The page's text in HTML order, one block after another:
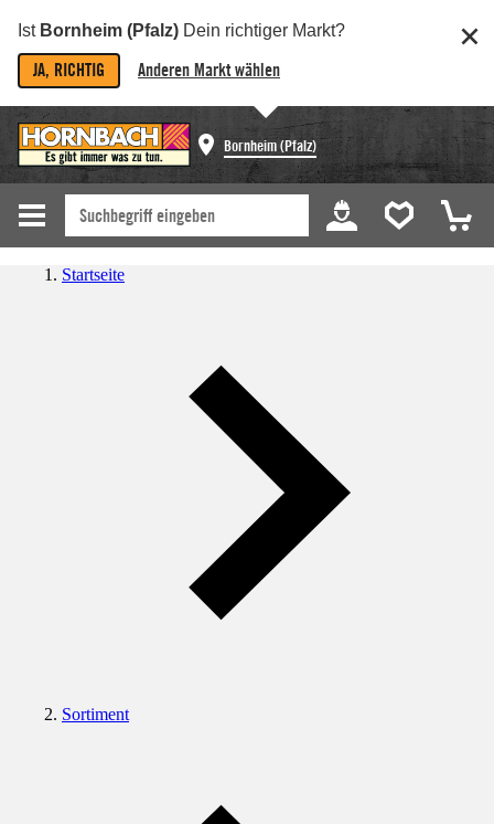
Ist Bornheim (Pfalz) Dein richtiger Markt?
JA, RICHTIG Anderen Markt wählen
Bornheim (Pfalz)
Startseite
Sortiment